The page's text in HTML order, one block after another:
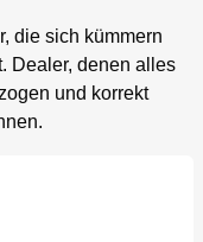
die sich kümmern
Dealer, denen alles
und korrekt